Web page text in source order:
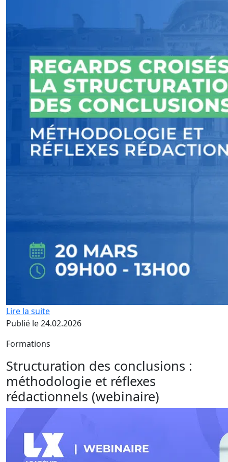
Lire la suite
Publié le 24.02.2026
Formations
Structuration des conclusions :
méthodologie et réflexes
rédactionnels (webinaire)